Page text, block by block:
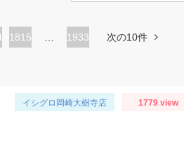
ペ
1815 1933 次の10件
イシグロ岡崎大樹寺店 1779 view